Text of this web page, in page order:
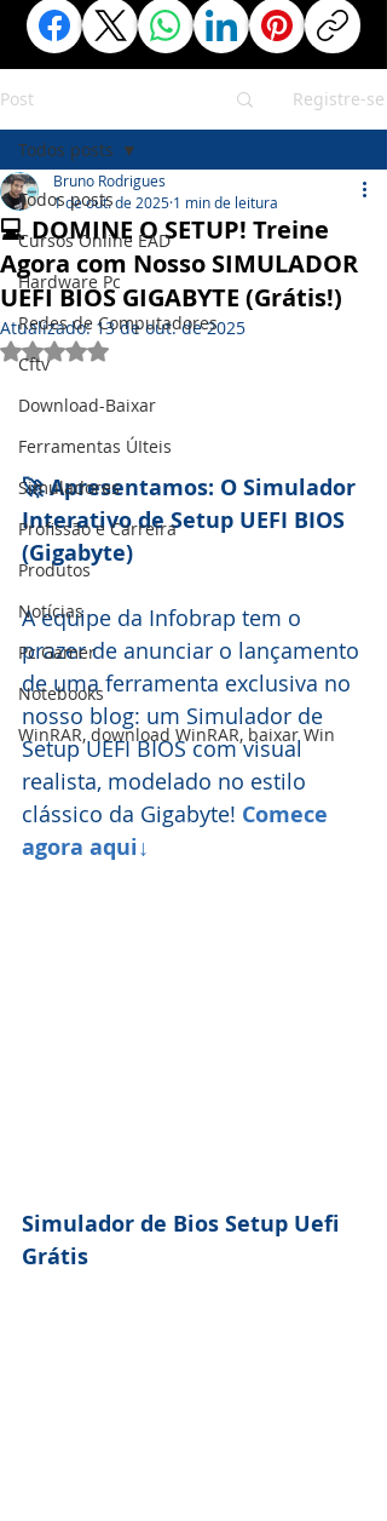
Post Registre-se
Todos posts
Cursos Online EAD
Hardware Pc
Redes de Computadores
Cftv
Download-Baixar
Ferramentas ÚIteis
Simuladores
Profissão e Carreira
Produtos
Notícias
Pc Gamer
Notebooks
WinRAR, download WinRAR, baixar Win
Todos posts
💻 DOMINE O SETUP! Treine
Agora com Nosso SIMULADOR
UEFI BIOS GIGABYTE (Grátis!)
Bruno Rodrigues
1 de out. de 2025 1 min de leitura
Atualizado:13 de out. de 2025
Avaliado com NaN de 5 estrelas.
🚀 Apresentamos: O Simulador
Interativo de Setup UEFI BIOS
(Gigabyte)
A equipe da Infobrap tem o
prazer de anunciar o lançamento
de uma ferramenta exclusiva no
nosso blog: um Simulador de
Setup UEFI BIOS com visual
realista, modelado no estilo
clássico da Gigabyte! Comece
agora aqui↓
Simulador de Bios Setup Uefi
Grátis